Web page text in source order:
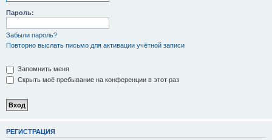
Пароль:
Забыли пароль?
Повторно выслать письмо для активации учётной записи
Запомнить меня
Скрыть моё пребывание на конференции в этот раз
РЕГИСТРАЦИЯ